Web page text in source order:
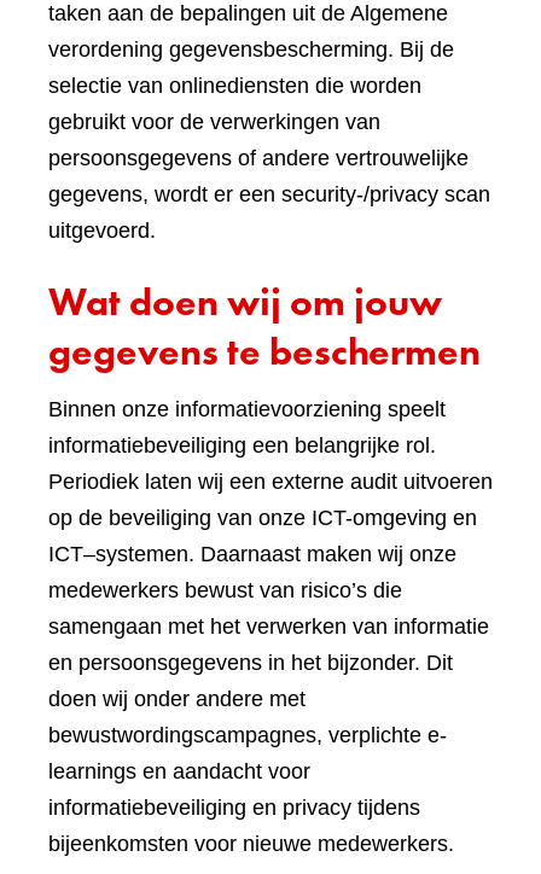
taken aan de bepalingen uit de Algemene
verordening gegevensbescherming. Bij de
selectie van onlinediensten die worden
gebruikt voor de verwerkingen van
persoonsgegevens of andere vertrouwelijke
gegevens, wordt er een security-/privacy scan
uitgevoerd.
Wat doen wij om jouw
gegevens te beschermen
Binnen onze informatievoorziening speelt
informatiebeveiliging een belangrijke rol.
Periodiek laten wij een externe audit uitvoeren
op de beveiliging van onze ICT-omgeving en
ICT–systemen. Daarnaast maken wij onze
medewerkers bewust van risico’s die
samengaan met het verwerken van informatie
en persoonsgegevens in het bijzonder. Dit
doen wij onder andere met
bewustwordingscampagnes, verplichte e-
learnings en aandacht voor
informatiebeveiliging en privacy tijdens
bijeenkomsten voor nieuwe medewerkers.